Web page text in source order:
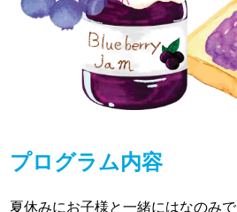
プログラム内容
夏休みにお子様と一緒にはなのみ